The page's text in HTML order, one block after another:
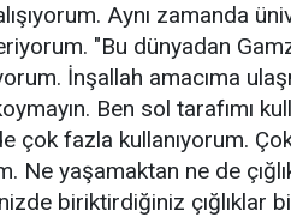
Aynı zamanda
"Bu dünyadan
İnşallah amacıma
Ben sol tarafımı
çok fazla kullanıyorum.
Ne yaşamaktan ne de
biriktirdiğiniz çığlıklar